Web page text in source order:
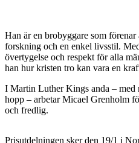
Han är en brobyggare som
forskning och en enkel livsstil.
övertygelse och respekt för alla
han hur kristen tro kan vara en
I Martin Luther Kings anda – med
hopp – arbetar Micael Grenholm
och fredlig.
Prisutdelningen sker den 19/1 i